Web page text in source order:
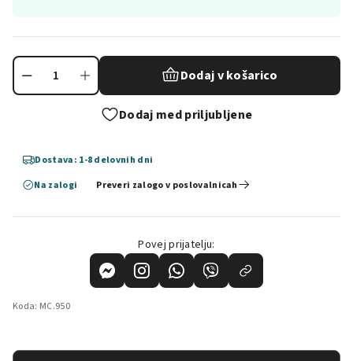
Dodaj v košarico
Dodaj med priljubljene
Dostava: 1-8 delovnih dni
Na zalogi
Preveri zalogo v poslovalnicah
Povej prijatelju:
Koda: MC.950